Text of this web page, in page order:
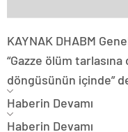
KAYNAK DHABM
“Gazze ölüm
döngüsünün içinde”
Haberin Devamı
Haberin Devamı